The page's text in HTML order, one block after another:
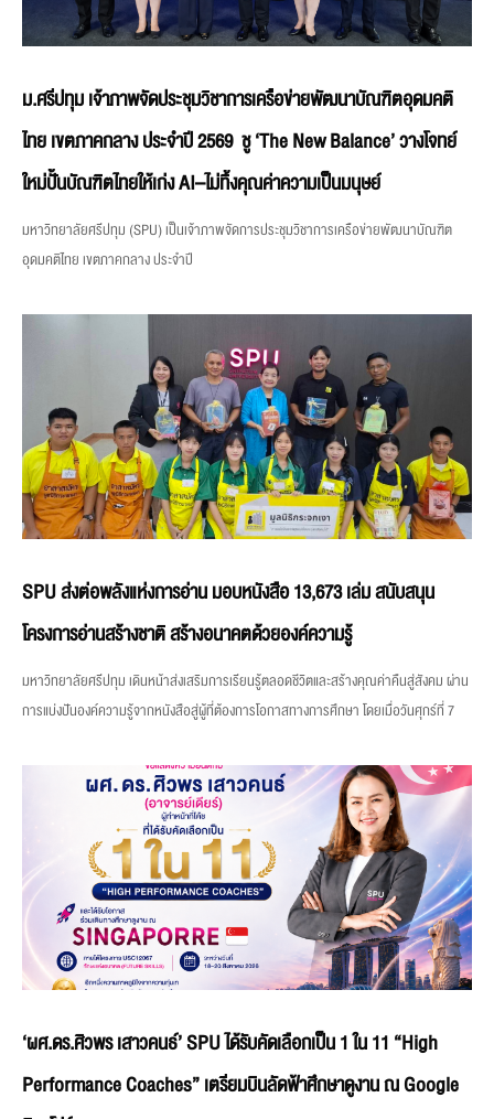
ม.ศรีปทุม เจ้าภาพจัดประชุมวิชาการเครือข่ายพัฒนาบัณฑิตอุดมคติ
ไทย เขตภาคกลาง ประจำปี 2569 ชู ‘The New Balance’ วางโจทย์
ใหม่ปั้นบัณฑิตไทยให้เก่ง AI–ไม่ทิ้งคุณค่าความเป็นมนุษย์
มหาวิทยาลัยศรีปทุม (SPU) เป็นเจ้าภาพจัดการประชุมวิชาการเครือข่ายพัฒนาบัณฑิต
อุดมคติไทย เขตภาคกลาง ประจำปี
SPU ส่งต่อพลังแห่งการอ่าน มอบหนังสือ 13,673 เล่ม สนับสนุน
โครงการอ่านสร้างชาติ สร้างอนาคตด้วยองค์ความรู้
มหาวิทยาลัยศรีปทุม เดินหน้าส่งเสริมการเรียนรู้ตลอดชีวิตและสร้างคุณค่าคืนสู่สังคม ผ่าน
การแบ่งปันองค์ความรู้จากหนังสือสู่ผู้ที่ต้องการโอกาสทางการศึกษา โดยเมื่อวันศุกร์ที่ 7
‘ผศ.ดร.ศิวพร เสาวคนธ์’ SPU ได้รับคัดเลือกเป็น 1 ใน 11 “High
Performance Coaches” เตรียมบินลัดฟ้าศึกษาดูงาน ณ Google